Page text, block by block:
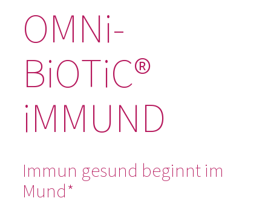
OMNi-
BiOTiC®
iMMUND
Immun gesund beginnt im
Mund*